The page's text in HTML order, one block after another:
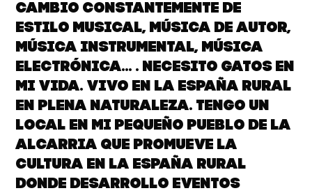
Cambio constantemente de
estilo musical, música de autor,
música instrumental, música
electrónica... . Necesito gatos en
mi vida. Vivo en la España Rural
en plena naturaleza. Tengo un
local en mi pequeño pueblo de La
Alcarria que promueve la
cultura en la España Rural
donde desarrollo eventos